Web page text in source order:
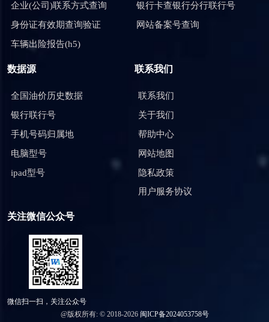
企业(公司)联系方式查询
银行卡查银行分行联行号
身份证有效期查询验证
网站备案号查询
车辆出险报告(h5)
数据源
全国油价历史数据
银行联行号
手机号码归属地
电脑型号
ipad型号
联系我们
联系我们
关于我们
帮助中心
网站地图
隐私政策
用户服务协议
关注微信公众号
微信扫一扫，关注公众号
@版权所有: © 2018-2026 闽ICP备2024053758号